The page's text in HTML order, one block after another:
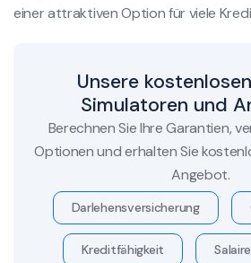
einer attraktiven Option für viele
Unsere
Simulatoren und
Berechnen Sie Ihre Garantien,
Optionen und erhalten Sie
Angebot.
Darlehensversicherung
Kreditfähigkeit